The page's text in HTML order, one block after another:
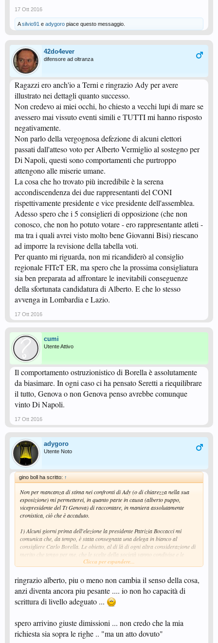
17 Ott 2016
Asilvio91 e adygoro piace questo messaggio.
42do4ever
difensore ad oltranza
Ragazzi ero anch'io a Terni e ringrazio Ady per avere
illustrato nei dettagli quanto successo.
Non credevo ai miei occhi, ho chiesto a vecchi lupi di mare se
avessero mai vissuto eventi simili e TUTTI mi hanno risposto
negativamente.
Non parlo della vergognosa defezione di alcuni elettori
passati dall'atteso voto per Alberto Vermiglio al sostegno per
Di Napoli, questi sono comportamenti che purtroppo
attengono alle miserie umane.
La cosa che ho trovato più incredibile è la serena
accondiscendenza dei due rappresentanti del CONI
rispettivamente presidente e vice presidente dell'assemblea.
Adesso spero che i 5 consiglieri di opposizione (che non
conosco, che non ho potuto votare - ero rappresentante atleti -
ma tra i quali avrei visto molto bene Giovanni Bisi) riescano
ad imporre la revisione della tabella voti.
Per quanto mi riguarda, non mi ricandiderò al consiglio
regionale FITeT ER, ma spero che la prossima consigliatura
sia ben preparata ad affrontare le inevitabili conseguenze
della sfortunata candidatura di Alberto. E che lo stesso
avvenga in Lombardia e Lazio.
17 Ott 2016
cumi
Utente Attivo
Il comportamento ostruzionistico di Borella è assolutamente
da biasimare. In ogni caso ci ha pensato Seretti a riequilibrare
il tutto, Genova o non Genova penso avrebbe comunque
vinto Di Napoli.
17 Ott 2016
adygoro
Utente Noto
gino boll ha scritto: ↑
Non per mancanza di stima nei confronti di Ady (o di chiarezza nella sua
esposizione) mi permetterei, in quanto parte in causa (alberto puppo,
vicepresidente del Tt Genova) di raccontare, in maniera assolutamente
cronistica, ciò che è accaduto.
1) Alcuni giorni prima dell'elezione la presidente Patrizia Boccacci mi
comunica che, da tempo, è stata consegnata una delega in bianco al
consigliere Carlo Borella. Le obietto, al di là di ogni altra considerazione di
merito che tengo per me, che le scelte della società vanno condivise e le
chiedo un immediato incontro con i dirigenti. La presidente, con la consueta
2) Dall'incontro emerge un'indicazione su che cosa fare all'assemblea
elettiva. La presidente mi consegna una nuova delega.
3) La presidente comunica al consigliere Borella che il Tt Genova ha deciso
immediatamente la delega in bianco.
4) Sabato, di buona mattina, il consigliere Borella consegna la delega che
Clicca per espandere...
ringrazio alberto, piu o meno non cambia il senso della cosa,
anzi diventa ancora piu pesante .... io non ho capacità di
scrittura di livello adeguato ...
spero arrivino giuste dimissioni ... non credo che la mia
richiesta sia sopra le righe .. "ma un atto dovuto"